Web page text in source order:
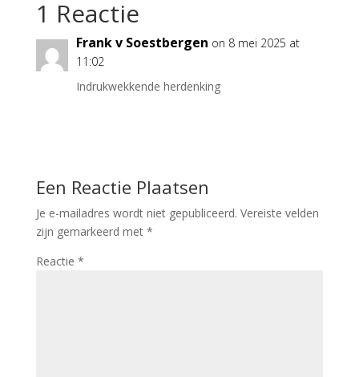
1 Reactie
Frank v Soestbergen on 8 mei 2025 at
11:02
Indrukwekkende herdenking
Een Reactie Plaatsen
Je e-mailadres wordt niet gepubliceerd. Vereiste velden
zijn gemarkeerd met *
Reactie *